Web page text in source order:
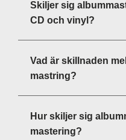
Skiljer sig
CD och vinyl?
Vad är skillnaden
mastring?
Hur skiljer sig
mastering?